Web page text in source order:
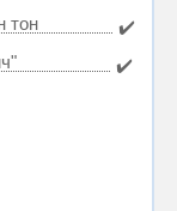
тон
✔️
✔️